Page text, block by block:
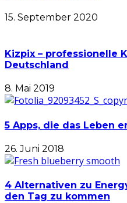
15. September 2020
Kizpix – professionelle
Deutschland
8. Mai 2019
5 Apps, die das Leben
26. Juni 2018
4 Alternativen zu
den Tag zu kommen